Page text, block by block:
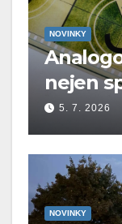
NOVINKY
nejen
5. 7. 2026
NOVINKY